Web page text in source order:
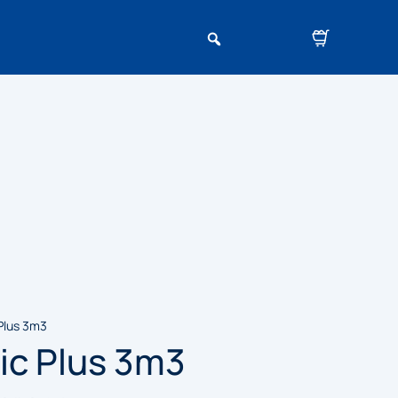
3m3
Plus 3m3